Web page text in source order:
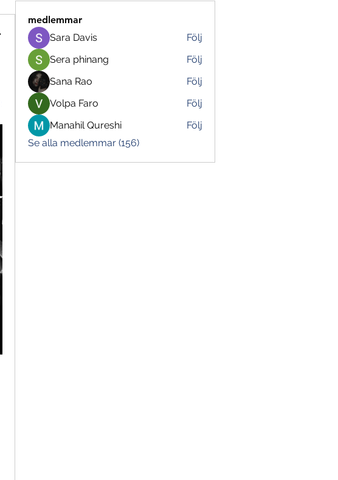
medlemmar
Sara Davis
Följ
Sera phinang
Följ
Sana Rao
Följ
Volpa Faro
Följ
Manahil Qureshi
Följ
Se alla medlemmar (156)